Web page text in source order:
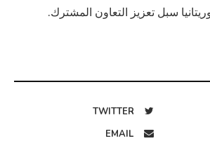
سبل تعزيز التعاون المشترك.
TWITTER
EMAIL